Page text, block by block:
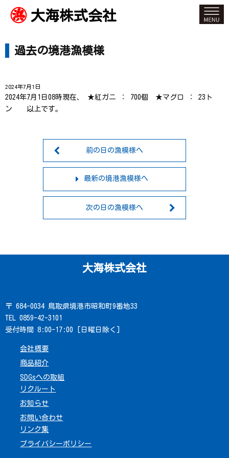
大海株式会社
過去の境港漁模様
2024年7月1日
2024年7月1日08時現在、 ★紅ガニ ： 700個 ★マグロ ： 23ト
ン 以上です。
前の日の漁模様へ
最新の境港漁模様へ
次の日の漁模様へ
大海株式会社
〒 684-0034 鳥取県境港市昭和町9番地33
TEL 0859-42-3101
受付時間 8:00-17:00 [日曜日除く]
会社概要
商品紹介
SDGsへの取組
リクルート
お知らせ
お問い合わせ
リンク集
プライバシーポリシー